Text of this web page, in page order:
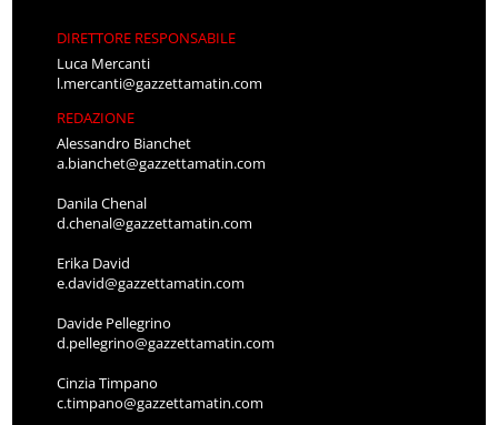
DIRETTORE RESPONSABILE
Luca Mercanti
l.mercanti@gazzettamatin.com
REDAZIONE
Alessandro Bianchet
a.bianchet@gazzettamatin.com
Danila Chenal
d.chenal@gazzettamatin.com
Erika David
e.david@gazzettamatin.com
Davide Pellegrino
d.pellegrino@gazzettamatin.com
Cinzia Timpano
c.timpano@gazzettamatin.com